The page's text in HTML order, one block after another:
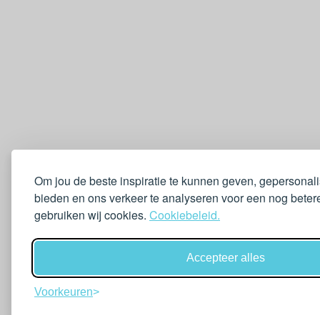
Om jou de beste inspiratie te kunnen geven,
bieden en ons verkeer te analyseren voor een nog
gebruiken wij cookies. Cookiebeleid.
Accepteer alles
Voorkeuren